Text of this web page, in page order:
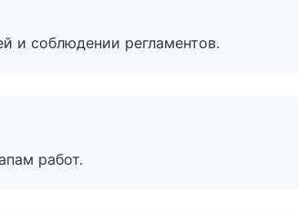
и соблюдении регламентов.
работ.